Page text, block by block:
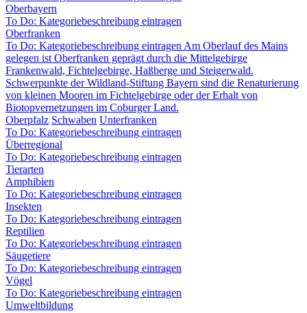
Oberbayern
To Do: Kategoriebeschreibung eintragen
Oberfranken
To Do: Kategoriebeschreibung eintragen Am Oberlauf des Mains
gelegen ist Oberfranken geprägt durch die Mittelgebirge
Frankenwald, Fichtelgebirge, Haßberge und Steigerwald.
Schwerpunkte der Wildland-Stiftung Bayern sind die Renaturierung
von kleinen Mooren im Fichtelgebirge oder der Erhalt von
Biotopvernetzungen im Coburger Land.
Oberpfalz Schwaben Unterfranken
To Do: Kategoriebeschreibung eintragen
Überregional
To Do: Kategoriebeschreibung eintragen
Tierarten
Amphibien
To Do: Kategoriebeschreibung eintragen
Insekten
To Do: Kategoriebeschreibung eintragen
Reptilien
To Do: Kategoriebeschreibung eintragen
Säugetiere
To Do: Kategoriebeschreibung eintragen
Vögel
To Do: Kategoriebeschreibung eintragen
Umweltbildung